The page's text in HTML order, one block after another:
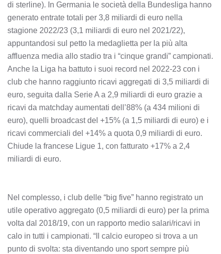
di sterline). In Germania le società della Bundesliga hanno
generato entrate totali per 3,8 miliardi di euro nella
stagione 2022/23 (3,1 miliardi di euro nel 2021/22),
appuntandosi sul petto la medaglietta per la più alta
affluenza media allo stadio tra i “cinque grandi” campionati.
Anche la Liga ha battuto i suoi record nel 2022-23 con i
club che hanno raggiunto ricavi aggregati di 3,5 miliardi di
euro, seguita dalla Serie A a 2,9 miliardi di euro grazie a
ricavi da matchday aumentati dell’88% (a 434 milioni di
euro), quelli broadcast del +15% (a 1,5 miliardi di euro) e i
ricavi commerciali del +14% a quota 0,9 miliardi di euro.
Chiude la francese Ligue 1, con fatturato +17% a 2,4
miliardi di euro.
Nel complesso, i club delle “big five” hanno registrato un
utile operativo aggregato (0,5 miliardi di euro) per la prima
volta dal 2018/19, con un rapporto medio salari/ricavi in
calo in tutti i campionati. “Il calcio europeo si trova a un
punto di svolta: sta diventando uno sport sempre più